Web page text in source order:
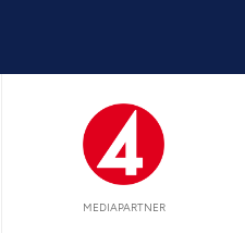
MEDIAPARTNER